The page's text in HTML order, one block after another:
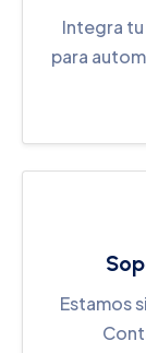
Integra
para
Estamos